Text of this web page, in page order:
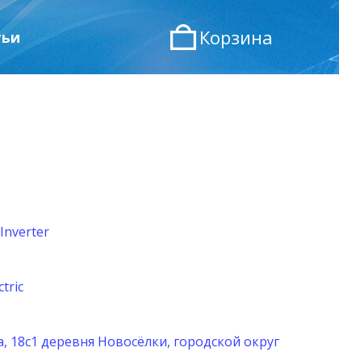
Корзина
Inverter
деревня Новосёлки, городской округ